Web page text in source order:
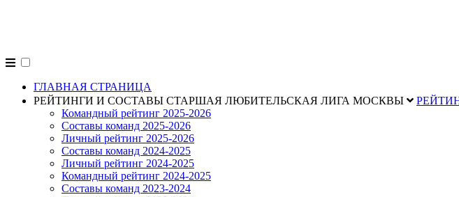
ГЛАВНАЯ СТРАНИЦА
РЕЙТИНГИ И СОСТАВЫ СТАРШАЯ ЛЮБИТЕЛЬСКАЯ ЛИГА МОСКВЫ
Командный рейтинг 2025-2026
Составы команд 2025-2026
Личный рейтинг 2025-2026
Составы команд 2024-2025
Личный рейтинг 2024-2025
Командный рейтинг 2024-2025
Составы команд 2023-2024